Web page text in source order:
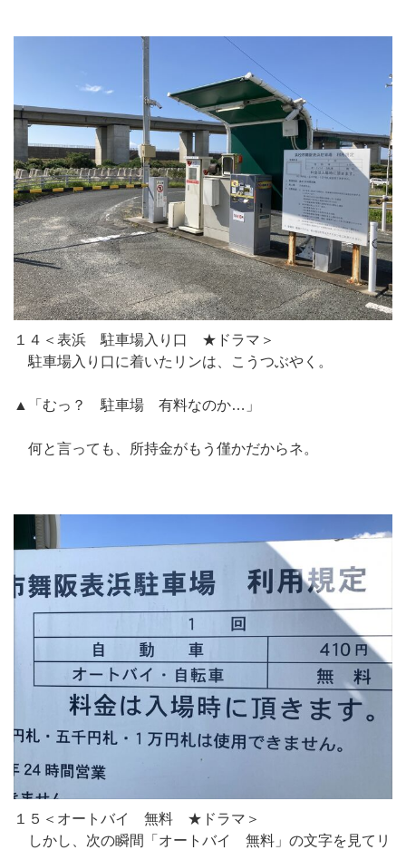
１４＜表浜 駐車場入り口 ★ドラマ＞
駐車場入り口に着いたリンは、こうつぶやく。
▲「むっ？ 駐車場 有料なのか…」
何と言っても、所持金がもう僅かだからネ。
１５＜オートバイ 無料 ★ドラマ＞
しかし、次の瞬間「オートバイ 無料」の文字を見てリ